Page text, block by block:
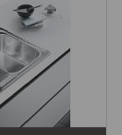
популярных коллекций,
дизайном,
Вот некоторые
которые помогут
является "Urban
мойки,
яркими
Изделия из этой
и